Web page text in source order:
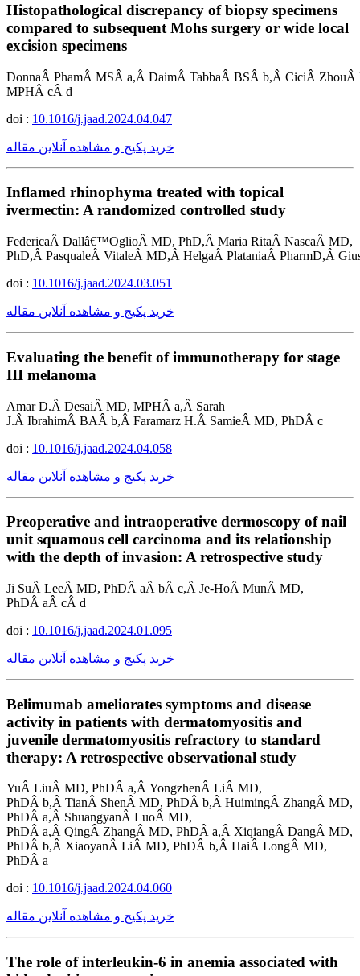
Histopathological discrepancy of biopsy specimens
compared to subsequent Mohs surgery or wide local
excision specimens
DonnaÂ PhamÂ MSÂ a,Â DaimÂ TabbaÂ BSÂ b,Â CiciÂ
MPHÂ cÂ d
doi : 10.1016/j.jaad.2024.04.047
خرید پکیج و مشاهده آنلاین مقاله
Inflamed rhinophyma treated with topical
ivermectin: A randomized controlled study
FedericaÂ Dallâ€™OglioÂ MD, PhD,Â Maria RitaÂ NascaÂ MD,
PhD,Â PasqualeÂ VitaleÂ MD,Â HelgaÂ PlataniaÂ PharmD,Â
doi : 10.1016/j.jaad.2024.03.051
خرید پکیج و مشاهده آنلاین مقاله
Evaluating the benefit of immunotherapy for stage
III melanoma
Amar D.Â DesaiÂ MD, MPHÂ a,Â Sarah
J.Â IbrahimÂ BAÂ b,Â Faramarz H.Â SamieÂ MD, PhDÂ c
doi : 10.1016/j.jaad.2024.04.058
خرید پکیج و مشاهده آنلاین مقاله
Preoperative and intraoperative dermoscopy of nail
unit squamous cell carcinoma and its relationship
with the depth of invasion: A retrospective study
Ji SuÂ LeeÂ MD, PhDÂ aÂ bÂ c,Â Je-HoÂ MunÂ MD,
PhDÂ aÂ cÂ d
doi : 10.1016/j.jaad.2024.01.095
خرید پکیج و مشاهده آنلاین مقاله
Belimumab ameliorates symptoms and disease
activity in patients with dermatomyositis and
juvenile dermatomyositis refractory to standard
therapy: A retrospective observational study
YuÂ LiuÂ MD, PhDÂ a,Â YongzhenÂ LiÂ MD,
PhDÂ b,Â TianÂ ShenÂ MD, PhDÂ b,Â HuimingÂ ZhangÂ MD,
PhDÂ a,Â ShuangyanÂ LuoÂ MD,
PhDÂ a,Â QingÂ ZhangÂ MD, PhDÂ a,Â XiqiangÂ DangÂ MD,
PhDÂ b,Â XiaoyanÂ LiÂ MD, PhDÂ b,Â HaiÂ LongÂ MD,
PhDÂ a
doi : 10.1016/j.jaad.2024.04.060
خرید پکیج و مشاهده آنلاین مقاله
The role of interleukin-6 in anemia associated with